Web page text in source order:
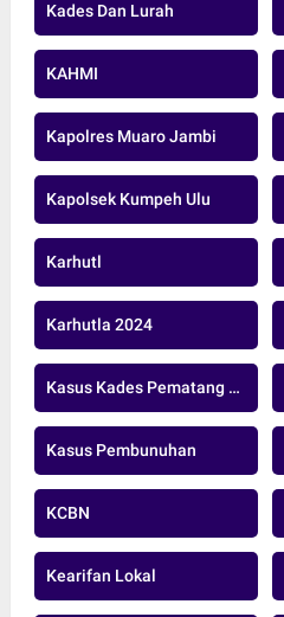
Kades Dan Lurah
KAHMI
Kapolres Muaro Jambi
Kapolsek Kumpeh Ulu
Karhutl
Karhutla 2024
Kasus Kades Pematang Raman
Kasus Pembunuhan
KCBN
Kearifan Lokal